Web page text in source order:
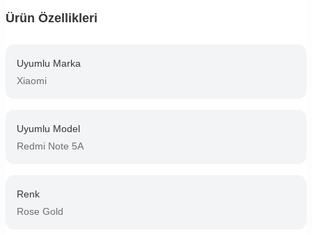
Ürün Özellikleri
Uyumlu Marka
Xiaomi
Uyumlu Model
Redmi Note 5A
Renk
Rose Gold